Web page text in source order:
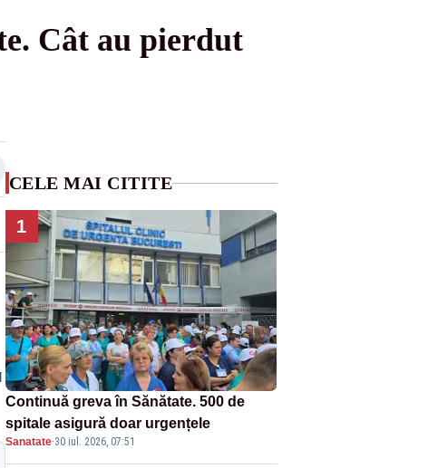
Cât au pierdut
CELE MAI CITITE
1
Continuă greva în Sănătate. 500 de
spitale asigură doar urgențele
Sanatate·30 iul. 2026, 07:51